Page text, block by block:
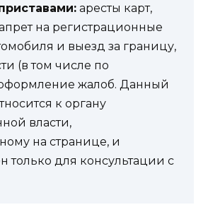
аресты карт,
на регистрационные
и выезд за границу,
(в том числе по
жалоб. Данный
к органу
власти,
на странице, и
только для консультации с